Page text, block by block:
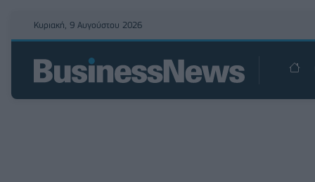
Κυριακή, 9 Αυγούστου 2026